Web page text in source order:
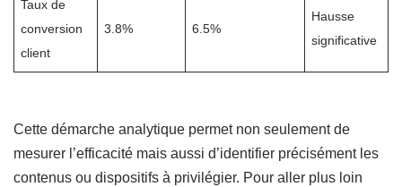
Taux de
conversion
client
3.8% 6.5%
Hausse
significative
Cette démarche analytique permet non seulement de
mesurer l’efficacité mais aussi d’identifier précisément les
contenus ou dispositifs à privilégier. Pour aller plus loin